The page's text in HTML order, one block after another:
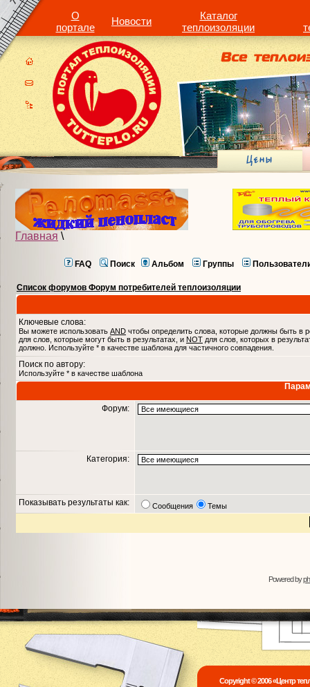
О
портале
Новости
Каталог
теплоизоляции
Главная \
FAQ Поиск Альбом Группы
Список форумов Форум потребителей теплоизоляции
Ключевые слова:
Вы можете использовать AND чтобы определить слова, которые должны быть в
для слов, которые могут быть в результатах, и NOT для слов, которых в
должно. Используйте * в качестве шаблона для частичного совпадения.
Поиск по автору:
Используйте * в качестве шаблона
Форум:
Категория:
Показывать результаты как: Сообщения Темы
Powered by
Copyright © 2006 «Центр